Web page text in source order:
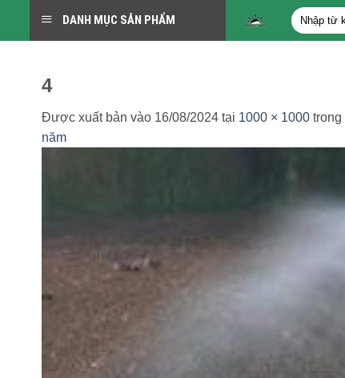
Tìm
kiếm:
DANH MỤC SẢN PHẨM
4
Được xuất bản vào 16/08/2024 tại 1000 × 1000 trong
năm